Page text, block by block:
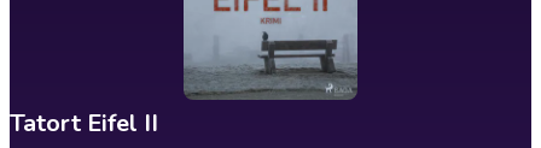
Tatort Eifel II